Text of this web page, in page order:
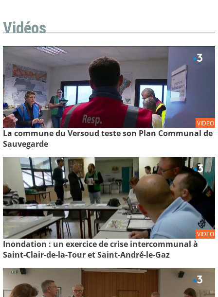
Vidéos
VIDEO
La commune du Versoud teste son Plan Communal de
Sauvegarde
VIDEO
Inondation : un exercice de crise intercommunal à
Saint-Clair-de-la-Tour et Saint-André-le-Gaz